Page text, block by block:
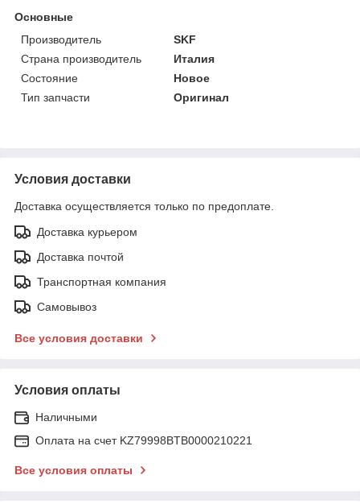
Основные
Производитель
SKF
Страна производитель
Италия
Состояние
Новое
Тип запчасти
Оригинал
Условия доставки
Доставка осуществляется только по предоплате.
Доставка курьером
Доставка почтой
Транспортная компания
Самовывоз
Все условия доставки
Условия оплаты
Наличными
Оплата на счет KZ79998BTB0000210221
Все условия оплаты